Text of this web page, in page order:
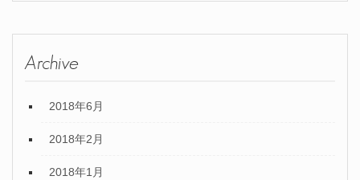
Archive
2018年6月
2018年2月
2018年1月